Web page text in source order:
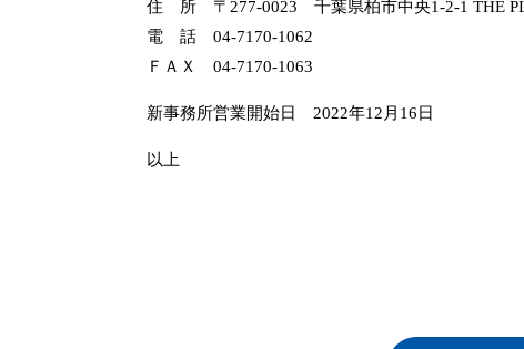
住 所 〒277-0023 千葉県柏市中央1-2-1 THE
電 話 04-7170-1062
ＦＡＸ 04-7170-1063
新事務所営業開始日 2022年12月16日
以上